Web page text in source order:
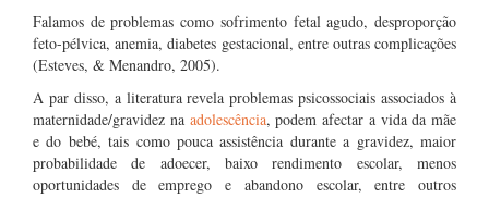
Falamos de problemas como sofrimento fetal agudo, desproporção
feto-pélvica, anemia, diabetes gestacional, entre outras complicações
(Esteves, & Menandro, 2005).
A par disso, a literatura revela problemas psicossociais associados à
maternidade/gravidez na adolescência, podem afectar a vida da mãe
e do bebé, tais como pouca assistência durante a gravidez, maior
probabilidade de adoecer, baixo rendimento escolar, menos
oportunidades de emprego e abandono escolar, entre outros